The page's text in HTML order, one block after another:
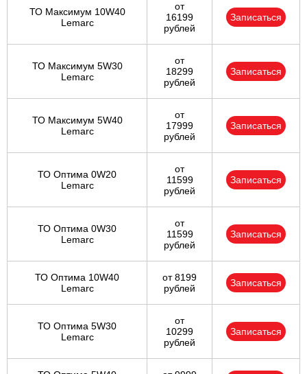
ТО Максимум 10W40
Lemarc
от
16199
рублей
Записаться
ТО Максимум 5W30
Lemarc
от
18299
рублей
Записаться
ТО Максимум 5W40
Lemarc
от
17999
рублей
Записаться
ТО Оптима 0W20
Lemarc
от
11599
рублей
Записаться
ТО Оптима 0W30
Lemarc
от
11599
рублей
Записаться
ТО Оптима 10W40
Lemarc
от 8199
рублей
Записаться
ТО Оптима 5W30
Lemarc
от
10299
рублей
Записаться